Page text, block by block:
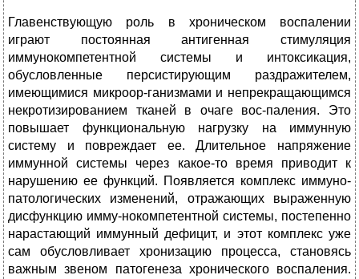
Главенствующую роль в хроническом воспалении
играют постоянная антигенная стимуляция
иммунокомпетентной системы и интоксикация,
обусловленные персистирующим раздражителем,
имеющимися микроор-ганизмами и непрекращающимся
некротизированием тканей в очаге вос-паления. Это
повышает функциональную нагрузку на иммунную
систему и повреждает ее. Длительное напряжение
иммунной системы через какое-то время приводит к
нарушению ее функций. Появляется комплекс иммуно-
патологических изменений, отражающих выраженную
дисфункцию имму-нокомпетентной системы, постепенно
нарастающий иммунный дефицит, и этот комплекс уже
сам обусловливает хронизацию процесса, становясь
важным звеном патогенеза хронического воспаления.